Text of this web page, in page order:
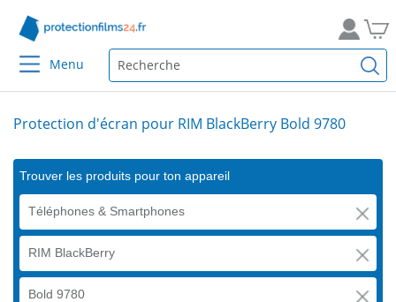
Menu
Protection d'écran pour RIM BlackBerry Bold 9780
Trouver les produits pour ton appareil
Téléphones & Smartphones
RIM BlackBerry
Bold 9780